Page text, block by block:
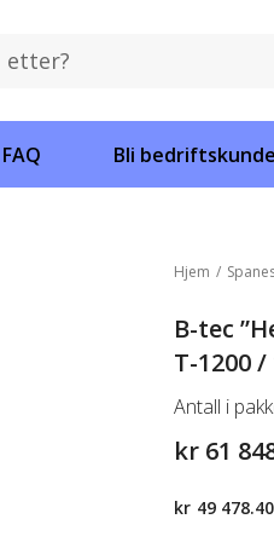
FAQ Bli bedriftskunde
Hjem /
B-tec
T-1200 /
kr 61
Antall i
kr 49 478.40